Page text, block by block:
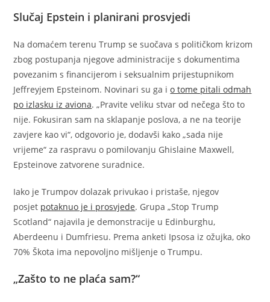
Slučaj Epstein i planirani prosvjedi
Na domaćem terenu Trump se suočava s političkom krizom
zbog postupanja njegove administracije s dokumentima
povezanim s financijerom i seksualnim prijestupnikom
Jeffreyjem Epsteinom. Novinari su ga io tome pitali odmah
po izlasku iz aviona. „Pravite veliku stvar od nečega što to
nije. Fokusiran sam na sklapanje poslova, a ne na teorije
zavjere kao vi“, odgovorio je, dodavši kako „sada nije
vrijeme“ za raspravu o pomilovanju Ghislaine Maxwell,
Epsteinove zatvorene suradnice.
Iako je Trumpov dolazak privukao i pristaše, njegov
posjet potaknuo je i prosvjede. Grupa „Stop Trump
Scotland“ najavila je demonstracije u Edinburghu,
Aberdeenu i Dumfriesu. Prema anketi Ipsosa iz ožujka, oko
70% Škota ima nepovoljno mišljenje o Trumpu.
„Zašto to ne plaća sam?“